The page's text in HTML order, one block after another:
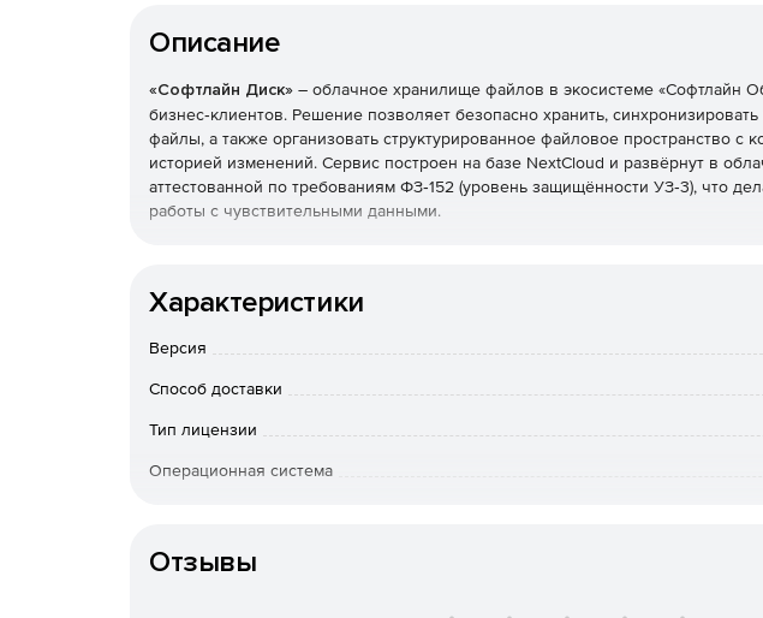
Описание
«Софтлайн Диск» – облачное хранилище файлов в экосистеме «Софтлайн
бизнес‑клиентов. Решение позволяет безопасно хранить,
файлы, а также организовать структурированное файловое пространство с
историей изменений. Сервис построен на базе NextCloud и развёрнут в
аттестованной по требованиям ФЗ‑152 (уровень защищённости УЗ‑3), что
работы с чувствительными данными.
Хранение и структурирование файлов. В «Софтлайн Диске» можно
офисных документов до архивов, фото‑ и видеоматериалов.
между компьютерами (Windows, macOS) и мобильными устройствами (iOS,
настраивается: только просмотр или редактирование, с ограничением
Характеристики
Версия
Способ доставки
Тип лицензии
Операционная система
Отзывы